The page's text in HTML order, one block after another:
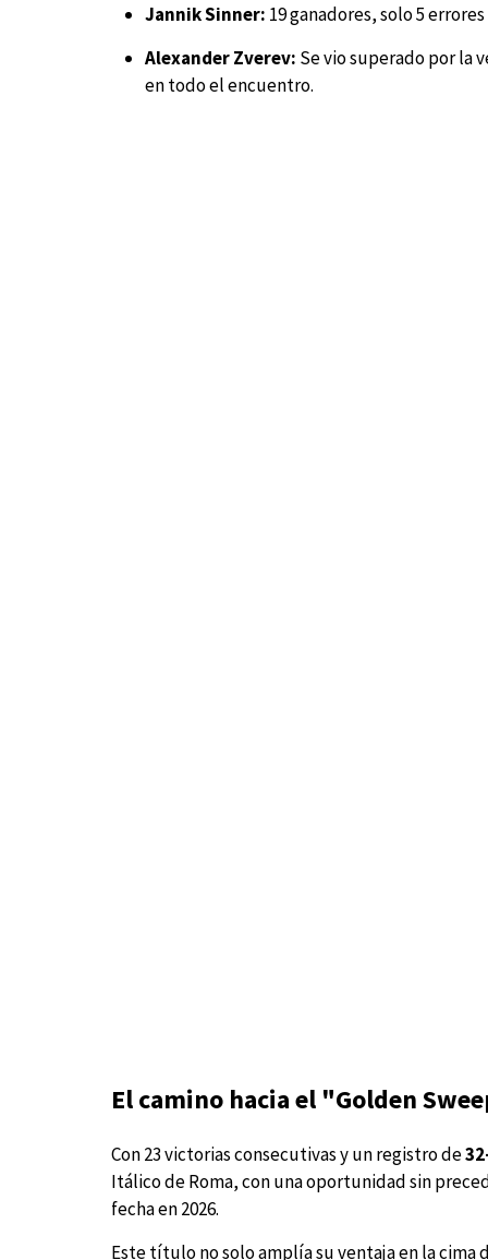
Jannik Sinner: 19 ganadores, solo 5
Alexander Zverev: Se vio superado por la
en todo el encuentro.
El camino hacia el "Golden
Con 23 victorias consecutivas y un registro de
Itálico de Roma, con una oportunidad sin
fecha en 2026.
Este título no solo amplía su ventaja en la